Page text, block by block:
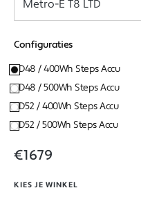
Configuraties
D48 / 400Wh Steps Accu
D48 / 500Wh Steps Accu
D52 / 400Wh Steps Accu
D52 / 500Wh Steps Accu
€1679
KIES JE WINKEL